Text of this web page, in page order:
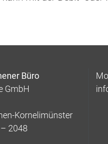
Büro
GmbH
Kornelimünster
2048